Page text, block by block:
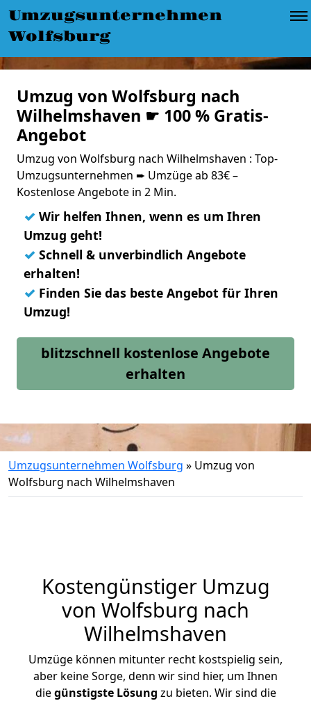
Umzugsunternehmen
Wolfsburg
Umzug von Wolfsburg nach
Wilhelmshaven ☛ 100 % Gratis-
Angebot
Umzug von Wolfsburg nach Wilhelmshaven : Top-
Umzugsunternehmen ➨ Umzüge ab 83€ –
Kostenlose Angebote in 2 Min.
✓ Wir helfen Ihnen, wenn es um Ihren
Umzug geht!
✓ Schnell & unverbindlich Angebote
erhalten!
✓ Finden Sie das beste Angebot für Ihren
Umzug!
blitzschnell kostenlose Angebote
erhalten
Umzugsunternehmen Wolfsburg » Umzug von
Wolfsburg nach Wilhelmshaven
Kostengünstiger Umzug
von Wolfsburg nach
Wilhelmshaven
Umzüge können mitunter recht kostspielig sein,
aber keine Sorge, denn wir sind hier, um Ihnen
diegünstigste Lösung zu bieten. Wir sind die